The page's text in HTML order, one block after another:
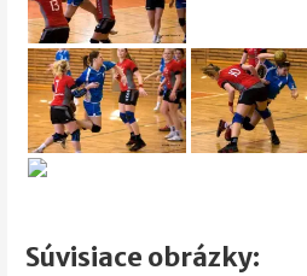
Súvisiace obrázky: